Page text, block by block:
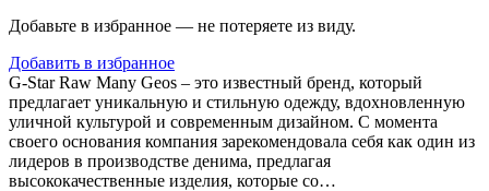
Добавьте в избранное — не потеряете из виду.
Добавить в избранное
G-Star Raw Many Geos – это известный бренд, который
предлагает уникальную и стильную одежду, вдохновленную
уличной культурой и современным дизайном. С момента
своего основания компания зарекомендовала себя как один из
лидеров в производстве денима, предлагая
высококачественные изделия, которые со…